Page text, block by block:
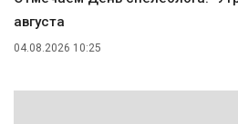
августа
04.08.2026 10:25